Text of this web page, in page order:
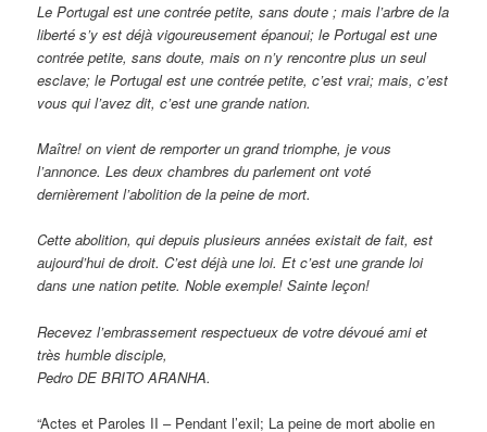
Le Portugal est une contrée petite, sans doute ; mais l’arbre de la
liberté s’y est déjà vigoureusement épanoui; le Portugal est une
contrée petite, sans doute, mais on n’y rencontre plus un seul
esclave; le Portugal est une contrée petite, c’est vrai; mais, c’est
vous qui l’avez dit, c’est une grande nation.
Maître! on vient de remporter un grand triomphe, je vous
l’annonce. Les deux chambres du parlement ont voté
dernièrement l’abolition de la peine de mort.
Cette abolition, qui depuis plusieurs années existait de fait, est
aujourd’hui de droit. C’est déjà une loi. Et c’est une grande loi
dans une nation petite. Noble exemple! Sainte leçon!
Recevez l’embrassement respectueux de votre dévoué ami et
très humble disciple,
Pedro DE BRITO ARANHA.
“Actes et Paroles II – Pendant l’exil; La peine de mort abolie en